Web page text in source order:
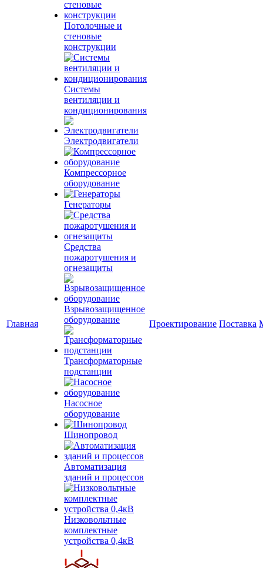
Главная
Потолочные и
стеновые
конструкции
Системы
вентиляции и
кондиционирования
Электродвигатели
Компрессорное
оборудование
Генераторы
Средства
пожаротушения и
огнезащиты
Взрывозащищенное
оборудование
Трансформаторные
подстанции
Насосное
оборудование
Шинопровод
Автоматизация
зданий и процессов
Низковольтные
комплектные
устройства 0,4кВ
Проектирование Поставка